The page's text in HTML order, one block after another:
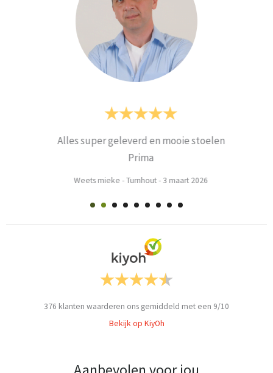
Alles super geleverd en mooie stoelen
Prima
Weets mieke -Turnhout-3 maart 2026
376 klanten waarderen ons gemiddeld met een 9/10
Bekijk op KiyOh